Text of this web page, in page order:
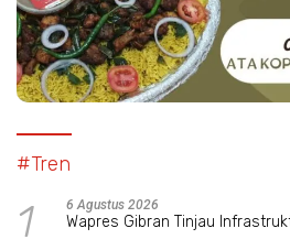
#Tren
1 6 Agustus 2026
Wapres Gibran Tinjau